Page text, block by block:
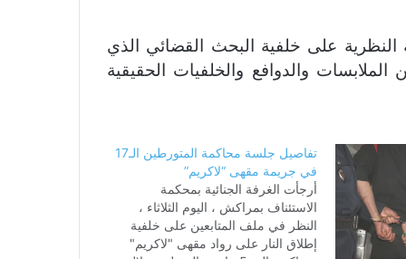
النظرية على خلفية البحث القضائي الذي
والدوافع والخلفيات الحقيقية
تفاصيل جلسة محاكمة المتورطين الـ17
في جريمة مقهى “لاكريم”
أرجأت الغرفة الجنائية بمحكمة
الاستئناف بمراكش ، اليوم الثلاثاء ،
النظر في ملف المتابعين على خلفية
إطلاق النار على رواد مقهى "لاكريم"